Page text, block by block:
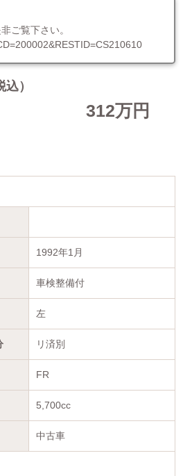
ご覧下さい。
）
312万円
1992年1月
車検整備付
左
リ済別
FR
5,700cc
中古車